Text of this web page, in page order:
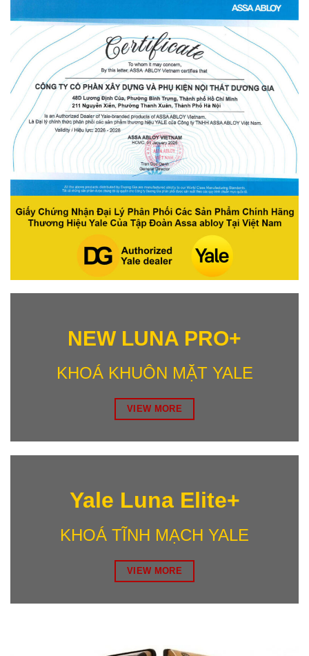
NEW LUNA PRO+
KHOÁ KHUÔN MẶT YALE
VIEW MORE
Yale Luna Elite+
KHOÁ TĨNH MẠCH YALE
VIEW MORE